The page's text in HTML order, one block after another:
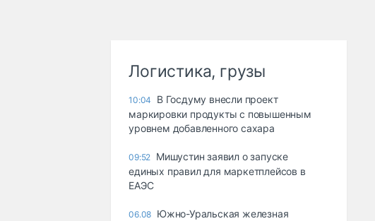
Логистика, грузы
10:04
В Госдуму внесли проект
маркировки продукты с повышенным
уровнем добавленного сахара
09:52 Мишустин заявил о запуске
единых правил для маркетплейсов в
ЕАЭС
06.08 Южно-Уральская железная